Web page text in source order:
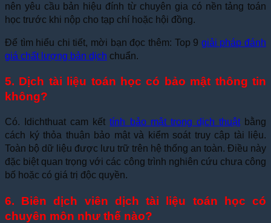
nên yêu cầu bản hiệu đính từ chuyên gia có nền tảng toán
học trước khi nộp cho tạp chí hoặc hội đồng.
Để tìm hiểu chi tiết, mời bạn đọc thêm: Top 9 giải pháp đánh
giá chất lượng bản dịch chuẩn.
5. Dịch tài liệu toán học có bảo mật thông tin
không?
Có. Idichthuat cam kếttính bảo mật trong dịch thuậtbằng
cách ký thỏa thuận bảo mật và kiểm soát truy cập tài liệu.
Toàn bộ dữ liệu được lưu trữ trên hệ thống an toàn. Điều này
đặc biệt quan trọng với các công trình nghiên cứu chưa công
bố hoặc có giá trị độc quyền.
6. Biên dịch viên dịch tài liệu toán học có
chuyên môn như thế nào?